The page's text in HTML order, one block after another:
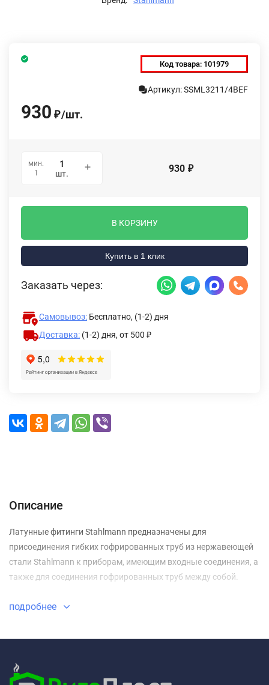
Код товара: 101979
Артикул: SSML3211/4BEF
930 ₽/шт.
мин.
1
шт. 930 ₽
В КОРЗИНУ
Купить в 1 клик
Заказать через:
Самовывоз: Бесплатно, (1-2) дня
Доставка: (1-2) дня, от 500 ₽
Описание
Латунные фитинги Stahlmann предназначены для
присоединения гибких гофрированных труб из нержавеющей
стали Stahlmann к приборам, имеющим входные соединения, а
также для соединения гофрированных труб между собой.
подробнее